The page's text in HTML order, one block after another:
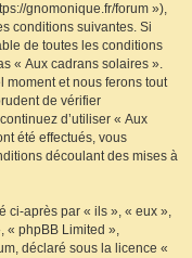
gnomonique.fr/forum »),
conditions suivantes. Si
de toutes les conditions
« Aux cadrans solaires ».
moment et nous ferons tout
de vérifier
d’utiliser « Aux
été effectués, vous
découlant des mises à
ci-après par « ils », « eux »,
« phpBB Limited »,
déclaré sous la licence «